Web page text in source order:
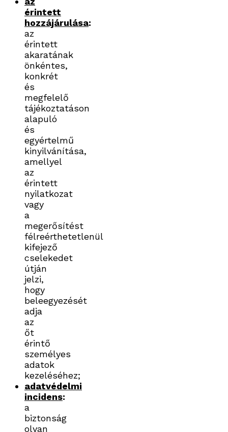
érintett
hozzájárulása:
az
érintett
akaratának
önkéntes,
konkrét
és
megfelelő
tájékoztatáson
alapuló
és
egyértelmű
kinyilvánítása,
amellyel
az
érintett
nyilatkozat
vagy
a
megerősítést
félreérthetetlenül
kifejező
cselekedet
útján
jelzi,
hogy
beleegyezését
adja
az
őt
érintő
személyes
adatok
kezeléséhez;
adatvédelmi
incidens:
a
biztonság
olyan